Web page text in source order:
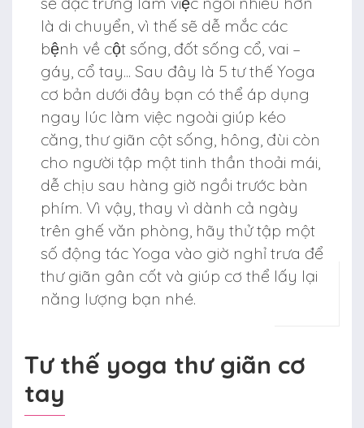
là di chuyển, vì thế sẽ dễ mắc các
bệnh về cột sống, đốt sống cổ, vai –
gáy, cổ tay... Sau đây là 5 tư thế Yoga
cơ bản dưới đây bạn có thể áp dụng
ngay lúc làm việc ngoài giúp kéo
căng, thư giãn cột sống, hông, đùi còn
cho người tập một tinh thần thoải mái,
dễ chịu sau hàng giờ ngồi trước bàn
phím. Vì vậy, thay vì dành cả ngày
trên ghế văn phòng, hãy thử tập một
số động tác Yoga vào giờ nghỉ trưa để
thư giãn gân cốt và giúp cơ thể lấy lại
năng lượng bạn nhé.
Tư thế yoga thư giãn cơ
tay